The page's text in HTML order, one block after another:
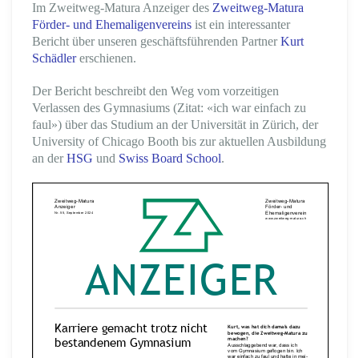
Im Zweitweg-Matura Anzeiger des Zweitweg-Matura
Förder- und Ehemaligenvereins ist ein interessanter
Bericht über unseren geschäftsführenden PartnerKurt
Schädlererschienen.
Der Bericht beschreibt den Weg vom vorzeitigen
Verlassen des Gymnasiums (Zitat: «ich war einfach zu
faul») über das Studium an der Universität in Zürich, der
University of Chicago Booth bis zur aktuellen Ausbildung
an derHSG und Swiss Board School.